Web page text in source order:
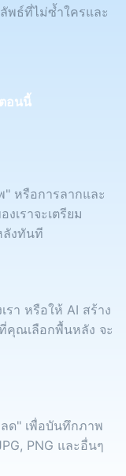
พธ์ที่ไม่ซ้ำใครและ
อนนี้
หรือการลากและ
เราจะเตรียม
งทันที
รา หรือให้ AI สร้าง
ณเลือกพื้นหลัง จะ
ด" เพื่อบันทึกภาพ
PNG และอื่นๆ